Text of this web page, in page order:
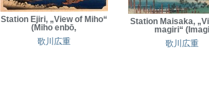
Station Ejiri, „View of Miho“
(Miho enbō,
歌川広重
Station Maisaka,
magiri“ (Imagi
歌川広重